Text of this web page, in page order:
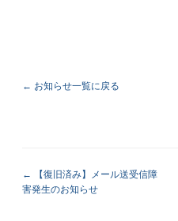
← お知らせ一覧に戻る
【復旧済み】メール送受信障
害発生のお知らせ